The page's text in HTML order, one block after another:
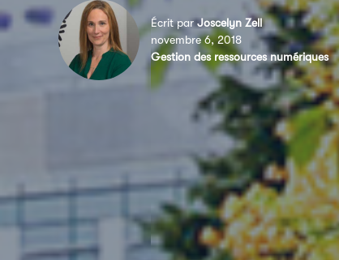
Écrit parJoscelyn Zell
novembre 6, 2018
Gestion des ressources numériques